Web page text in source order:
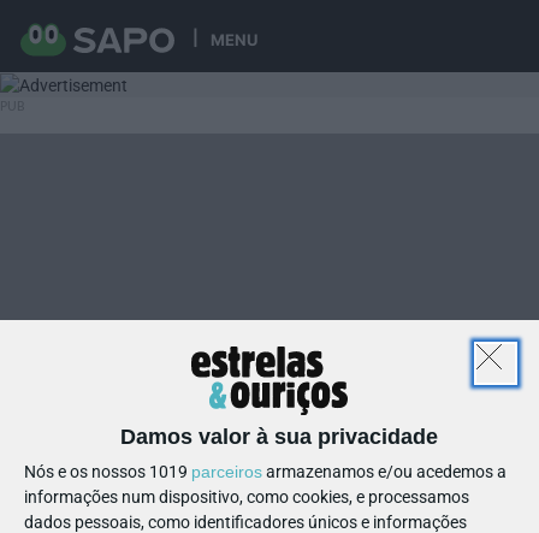
MENU
Damos valor à sua privacidade
Nós e os nossos 1019 parceirosarmazenamos e/ou acedemos a
informações num dispositivo, como cookies, e processamos
dados pessoais, como identificadores únicos e informações